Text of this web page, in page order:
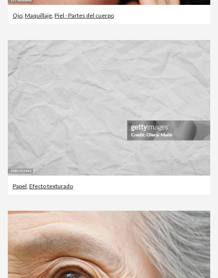
Ojo, Maquillaje, Piel - Partes del cuerpo
Papel Efecto texturado